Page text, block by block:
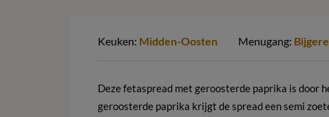
Keuken: Midden-Oosten Menugang:
Deze fetaspread met geroosterde paprika is door
geroosterde paprika krijgt de spread een semi